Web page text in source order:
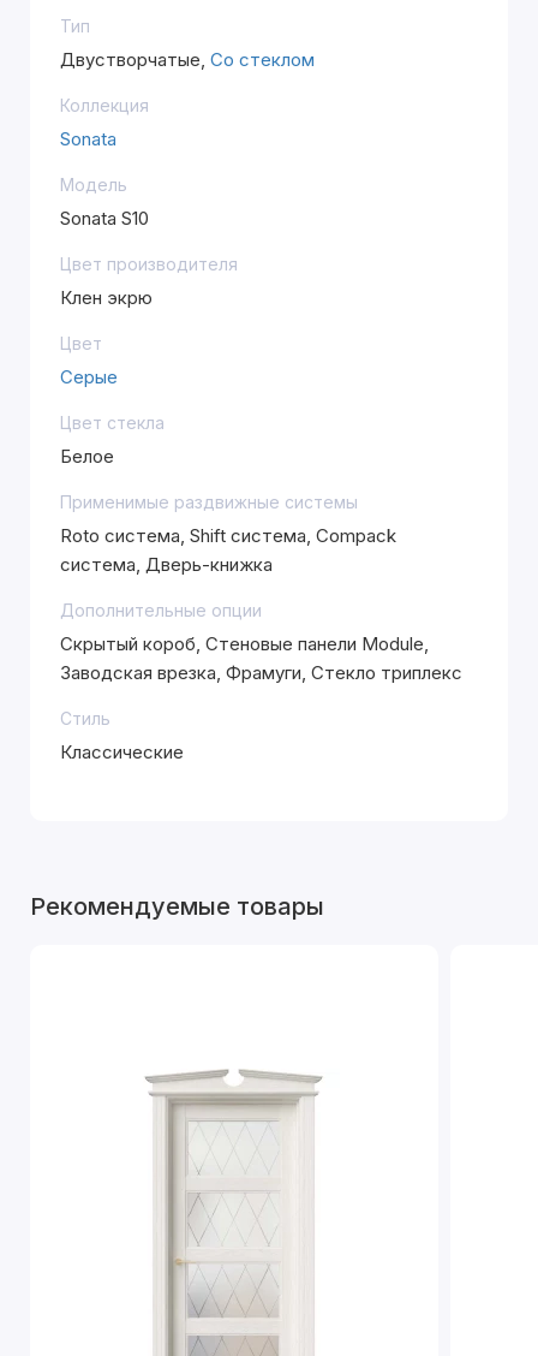
Тип
Двустворчатые, Со стеклом
Коллекция
Sonata
Модель
Sonata S10
Цвет производителя
Клен экрю
Цвет
Серые
Цвет стекла
Белое
Применимые раздвижные системы
Roto система, Shift система, Compack
система, Дверь-книжка
Дополнительные опции
Скрытый короб, Стеновые панели Module,
Заводская врезка, Фрамуги, Стекло триплекс
Стиль
Классические
Рекомендуемые товары